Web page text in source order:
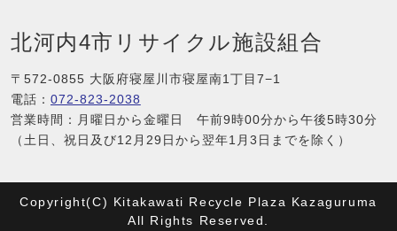
北河内4市リサイクル施設組合
〒572-0855 大阪府寝屋川市寝屋南1丁目7−1
電話： 072-823-2038
営業時間：月曜日から金曜日 午前9時00分から午後5時30分
（土日、祝日及び12月29日から翌年1月3日までを除く）
Copyright(C) Kitakawati Recycle Plaza Kazaguruma
All Rights Reserved.